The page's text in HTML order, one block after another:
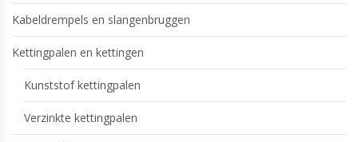
Kabeldrempels en slangenbruggen
Kettingpalen en kettingen
Kunststof kettingpalen
Verzinkte kettingpalen